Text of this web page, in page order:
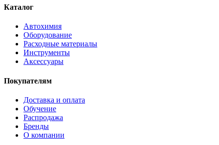
Каталог
Автохимия
Оборудование
Расходные материалы
Инструменты
Аксессуары
Покупателям
Доставка и оплата
Обучение
Распродажа
Бренды
О компании